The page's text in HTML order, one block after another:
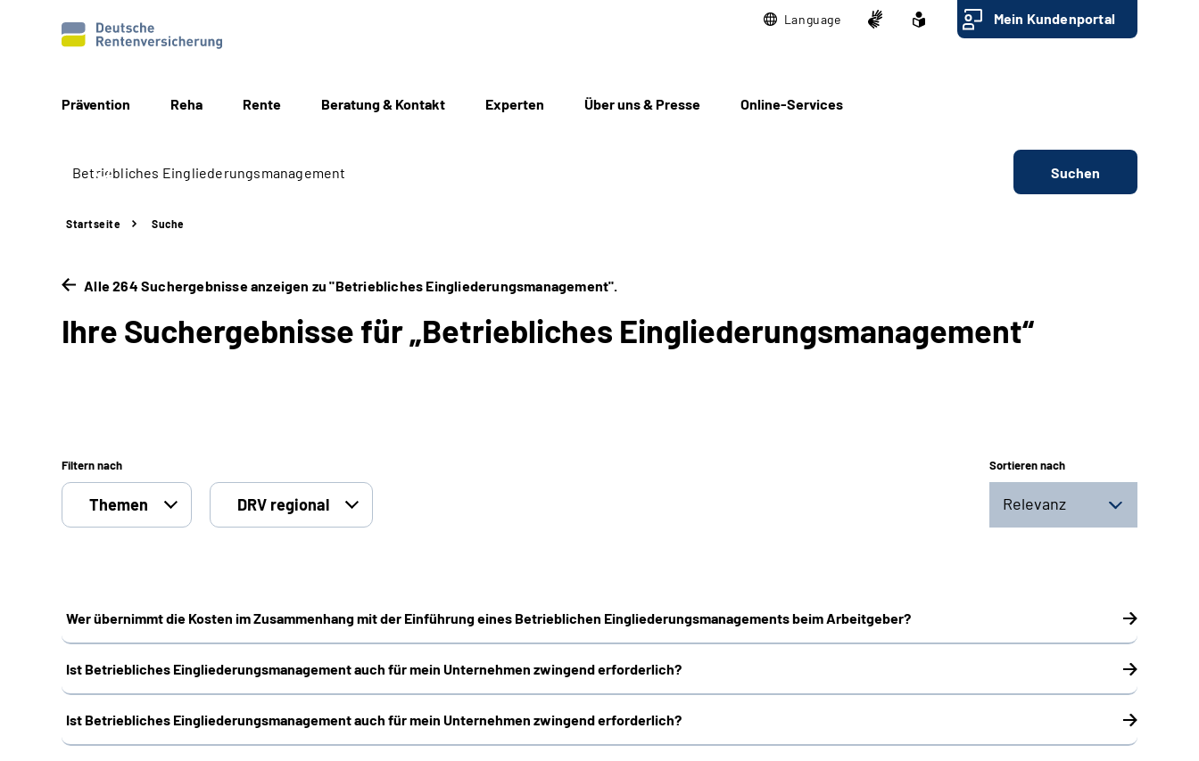
Language Mein Kundenportal
Prävention Reha Rente Beratung & Kontakt Experten Über uns & Presse Online-Services
Suchen
Startseite Suche
Alle 264 Suchergebnisse anzeigen zu "Betriebliches Eingliederungsmanagement".
Ihre Suchergebnisse für „Betriebliches Eingliederungsmanagement“
Filtern nach
Themen DRV regional
Sortieren nach
Relevanz
Wer übernimmt die Kosten im Zusammenhang mit der Einführung eines Betrieblichen Eingliederungsmanagements beim Arbeitgeber?
Ist Betriebliches Eingliederungsmanagement auch für mein Unternehmen zwingend erforderlich?
Ist Betriebliches Eingliederungsmanagement auch für mein Unternehmen zwingend erforderlich?